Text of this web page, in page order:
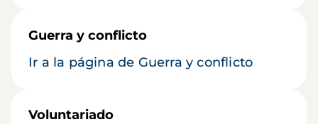
Guerra y conflicto
Ir a la página de Guerra y conflicto
Voluntariado